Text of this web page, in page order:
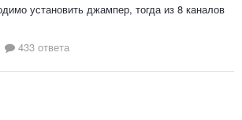
установить джампер, тогда из 8 каналов
433 ответа